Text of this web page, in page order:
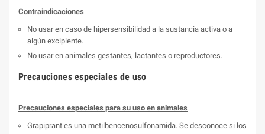
Contraindicaciones
No usar en caso de hipersensibilidad a la sustancia activa o a
algún excipiente.
No usar en animales gestantes, lactantes o reproductores.
Precauciones especiales de uso
Precauciones especiales para su uso en animales
Grapiprant es una metilbencenosulfonamida. Se desconoce si los